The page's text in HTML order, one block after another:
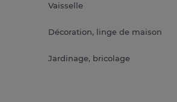
Vaisselle
Décoration, linge de maison
Jardinage, bricolage